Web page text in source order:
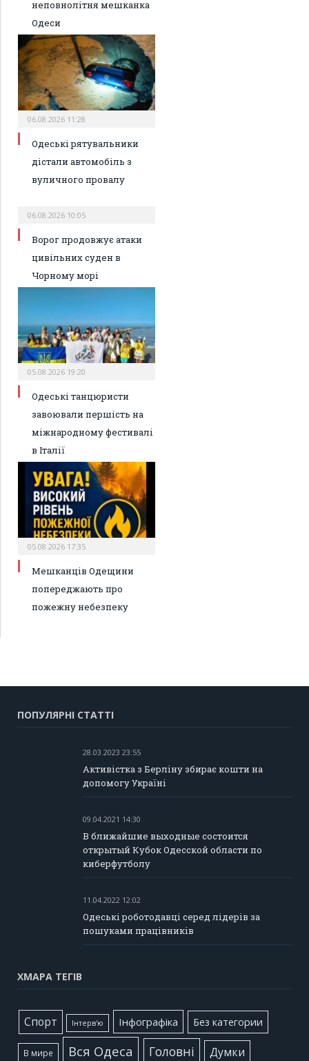
неповнолітня мешканка
Одеси
06.08.2026 11:28
Одеські рятувальники
дістали автомобіль з
вуличного провалу
06.08.2026 10:05
Ворог продовжує атаки
цивільних суден в
Чорному морі
05.08.2026 19:20
Одеські танцюристи
завоювали першість на
міжнародному фестивалі
в Італії
05.08.2026 17:35
Мешканців Одещини
попереджають про
пожежну небезпеку
ПОПУЛЯРНІ СТАТТІ
28.03.2023 23:55
Активістка з Берліну збирає кошти на
допомогу Україні
09.04.2021 14:30
В ближайшие выходные состоится
открытый Кубок Одесской области по
киберфутболу
11.04.2022 12:02
Одеські роботодавці серед лідерів за
пошуками працівників
ХМАРА ТЕГІВ
Cпорт Інтерв'ю Інфографіка Без категории
В мире Вся Одеса Головні Думки